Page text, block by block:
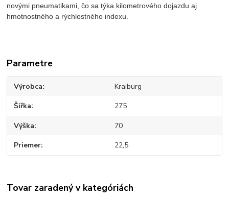
novými pneumatikami, čo sa týka kilometrového dojazdu aj
hmotnostného a rýchlostného indexu.
Parametre
Výrobca Kraiburg
Šířka 275
Výška 70
Priemer 22,5
Tovar zaradený v kategóriách